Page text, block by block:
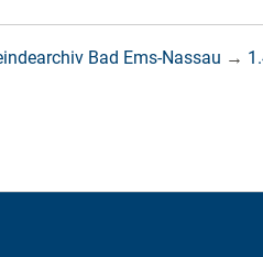
Bad Ems-Nassau →